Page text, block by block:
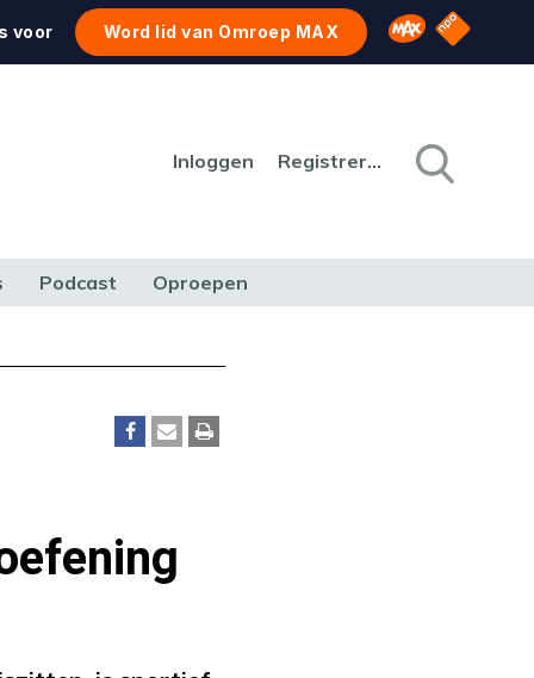
voor Word lid van Omroep MAX Omroep MAX
NPO
Inloggen Registreren
Podcast Oproepen